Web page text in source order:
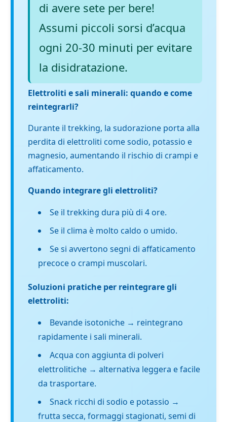
di avere sete per bere!
Assumi piccoli sorsi d’acqua
ogni 20-30 minuti per evitare
la disidratazione.
Elettroliti e sali minerali: quando e come
reintegrarli?
Durante il trekking, la sudorazione porta alla
perdita di elettroliti come sodio, potassio e
magnesio, aumentando il rischio di crampi e
affaticamento.
Quando integrare gli elettroliti?
Se il trekking dura più di 4 ore.
Se il clima è molto caldo o umido.
Se si avvertono segni di affaticamento
precoce o crampi muscolari.
Soluzioni pratiche per reintegrare gli
elettroliti:
Bevande isotoniche → reintegrano
rapidamente i sali minerali.
Acqua con aggiunta di polveri
elettrolitiche → alternativa leggera e facile
da trasportare.
Snack ricchi di sodio e potassio →
frutta secca, formaggi stagionati, semi di